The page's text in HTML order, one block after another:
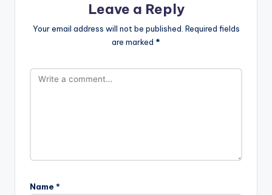
Leave a Reply
Your email address will not be published. Required fields
are marked *
Name *